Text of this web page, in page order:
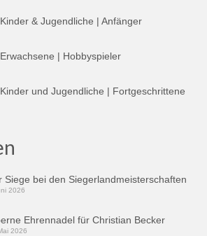
& Jugendliche | Anfänger
| Hobbyspieler
und Jugendliche | Fortgeschrittene
Siege bei den Siegerlandmeisterschaften
2026
Ehrennadel für Christian Becker
2026